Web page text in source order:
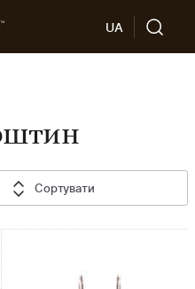
UA
Сортувати